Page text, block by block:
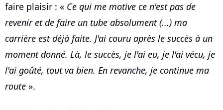
faire plaisir : « Ce qui me motive ce n'est pas de
revenir et de faire un tube absolument (...) ma
carrière est déjà faite. J'ai couru après le succès à un
moment donné. Là, le succès, je l'ai eu, je l'ai vécu, je
l'ai goûté, tout va bien. En revanche, je continue ma
route ».